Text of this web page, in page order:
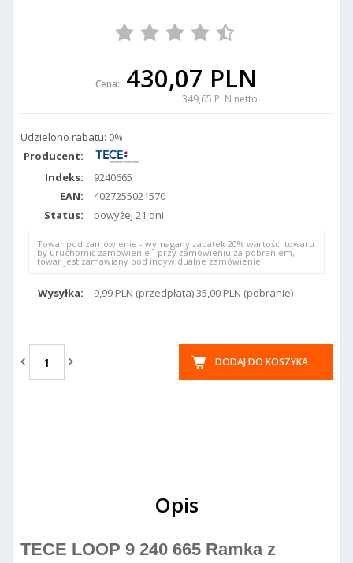
Cena: 430,07 PLN
349,65 PLN netto
Udzielono rabatu: 0%
Producent:
Indeks:
9240665
EAN:
4027255021570
Status:
powyżej 21 dni
Towar pod zamówienie - wymagany zadatek 20% wartości towaru
by uruchomić zamówienie - przy zamówieniu za pobraniem,
towar jest zamawiany pod indywidualne zamówienie.
Wysyłka: 9,99 PLN (przedpłata) 35,00 PLN (pobranie)
DODAJ DO KOSZYKA
Opis
TECE LOOP 9 240 665 Ramka z